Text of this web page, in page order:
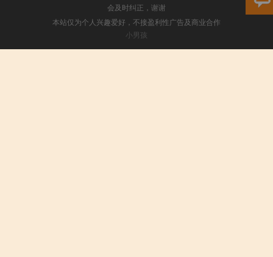
会及时纠正，谢谢
本站仅为个人兴趣爱好，不接盈利性广告及商业合作
小男孩